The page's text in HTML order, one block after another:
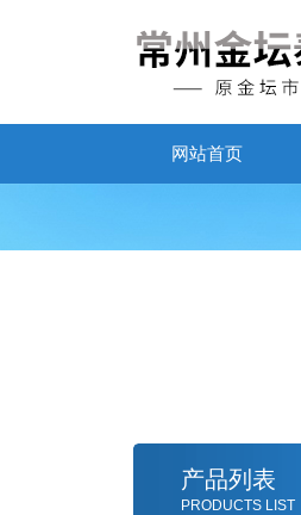
网站首页
产品列表
PRODUCTS LIST